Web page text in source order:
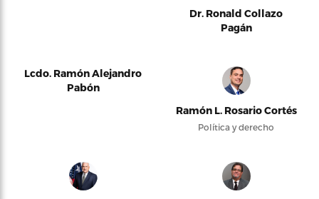
Dr. Ronald Collazo
Pagán
Lcdo. Ramón Alejandro
Pabón
Ramón L. Rosario Cortés
Política y derecho